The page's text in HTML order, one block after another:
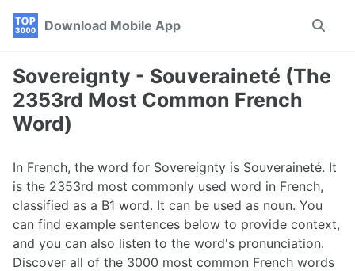
Skip
navigation
Skip
Skip
Download Mobile App
Toggle
Sovereignty - Souveraineté (The
2353rd Most Common French
Word)
In French, the word for Sovereignty is Souveraineté. It
is the 2353rd most commonly used word in French,
classified as a B1 word. It can be used as noun. You
can find example sentences below to provide context,
and you can also listen to the word's pronunciation.
Discover all of the 3000 most common French words